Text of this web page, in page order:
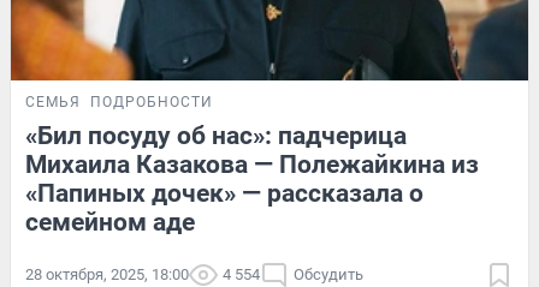
СЕМЬЯ ПОДРОБНОСТИ
«Бил посуду об нас»: падчерица
Михаила Казакова — Полежайкина из
«Папиных дочек» — рассказала о
семейном аде
28 октября, 2025, 18:00 4 554 Обсудить